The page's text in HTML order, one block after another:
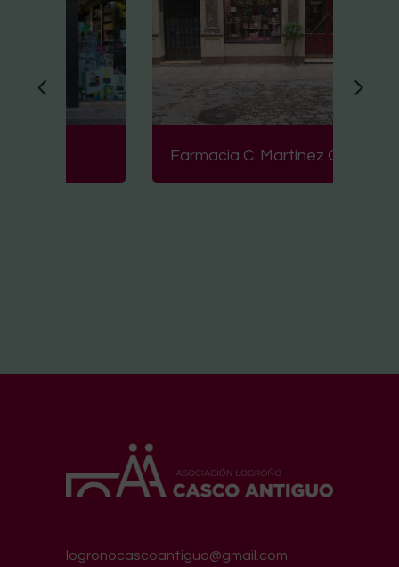
Farmacia C. Martínez Gil
logronocascoantiguo@gmail.com
2022 © Asociación Logroño Casco Antiguo.